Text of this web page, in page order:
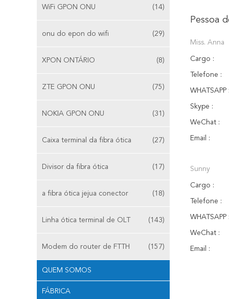
WiFi GPON ONU (14)
onu do epon do wifi (29)
XPON ONTÁRIO (8)
ZTE GPON ONU (75)
NOKIA GPON ONU (31)
Caixa terminal da fibra ótica (27)
Divisor da fibra ótica (17)
a fibra ótica jejua conector (18)
Linha ótica terminal de OLT (143)
Modem do router de FTTH (157)
QUEM SOMOS
FÁBRICA
Pessoa
Miss. Anna
Cargo :
Telefone :
WHATSAPP :
Skype :
WeChat :
Email :
Sunny
Cargo :
Telefone :
WHATSAPP :
WeChat :
Email :